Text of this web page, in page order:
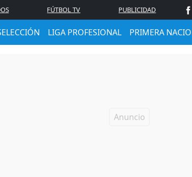
FÚTBOL TV PUBLICIDAD
LIGA PROFESIONAL PRIMERA